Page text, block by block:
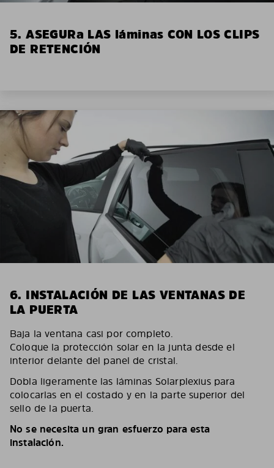
5. ASEGURa LAS láminas CON LOS CLIPS
DE RETENCIÓN
6. INSTALACIÓN DE LAS VENTANAS DE
LA PUERTA
Baja la ventana casi por completo.
Coloque la protección solar en la junta desde el
interior delante del panel de cristal.
Dobla ligeramente las láminas Solarplexius para
colocarlas en el costado y en la parte superior del
sello de la puerta.
No se necesita un gran esfuerzo para esta
instalación.